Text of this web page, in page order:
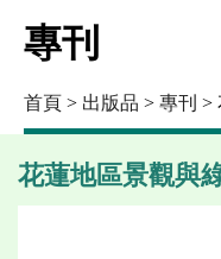
專刊
首頁 > 出版品 > 專刊 >
花蓮地區景觀與